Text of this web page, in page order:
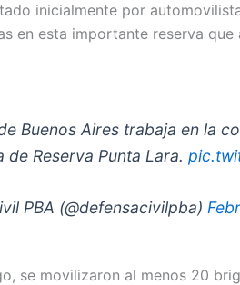
inicialmente por
en esta importante reserva
Buenos Aires trabaja en la
de Reserva Punta Lara.
PBA (@defensacivilpba)
se movilizaron al menos 20